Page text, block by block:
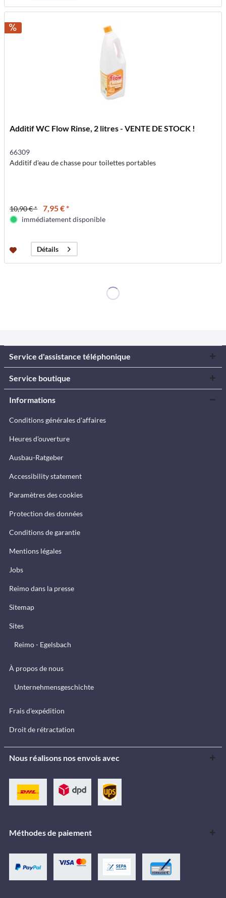
Additif WC Flow Rinse, 2 litres - VENTE DE STOCK !
66309
Additif d'eau de chasse pour toilettes portables
10,90 € * 7,95 € *
immédiatement disponible
Détails
Service d'assistance téléphonique
Service boutique
Informations
Conditions générales d'affaires
Heures d'ouverture
Ausbau-Ratgeber
Accessibility statement
Paramètres des cookies
Protection des données
Conditions de garantie
Mentions légales
Jobs
Reimo dans la presse
Sitemap
Sites
Reimo - Egelsbach
À propos de nous
Unternehmensgeschichte
Frais d'expédition
Droit de rétractation
Nous réalisons nos envois avec
Méthodes de paiement